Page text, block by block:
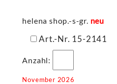
helena shop.-s-gr. neu
Art.-Nr. 15-2141
Anzahl:
November 2026